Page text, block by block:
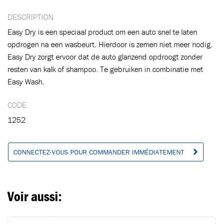
DESCRIPTION
Easy Dry is een speciaal product om een auto snel te laten
opdrogen na een wasbeurt. Hierdoor is zemen niet meer nodig.
Easy Dry zorgt ervoor dat de auto glanzend opdroogt zonder
resten van kalk of shampoo. Te gebruiken in combinatie met
Easy Wash.
CODE
1252
CONNECTEZ-VOUS POUR COMMANDER IMMÉDIATEMENT
Voir aussi:
Ajouté au panier
CONTINUER VOS ACHATS Aller au panier